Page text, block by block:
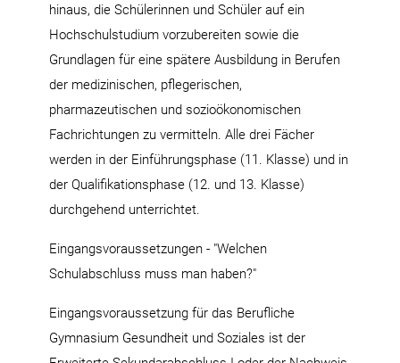
hinaus, die Schülerinnen und Schüler auf ein
Hochschulstudium vorzubereiten sowie die
Grundlagen für eine spätere Ausbildung in Berufen
der medizinischen, pflegerischen,
pharmazeutischen und sozioökonomischen
Fachrichtungen zu vermitteln. Alle drei Fächer
werden in der Einführungsphase (11. Klasse) und in
der Qualifikationsphase (12. und 13. Klasse)
durchgehend unterrichtet.
Eingangsvoraussetzungen - "Welchen
Schulabschluss muss man haben?"
Eingangsvoraussetzung für das Berufliche
Gymnasium Gesundheit und Soziales ist der